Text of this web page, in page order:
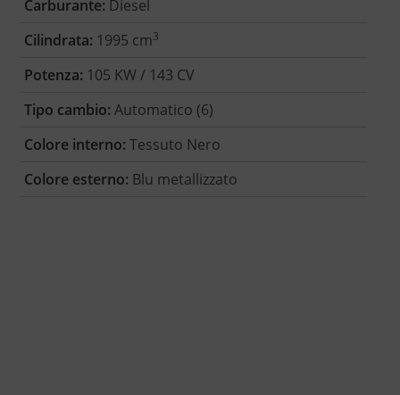
Carburante: Diesel
Cilindrata: 1995 cm3
Potenza: 105 KW / 143 CV
Tipo cambio: Automatico (6)
Colore interno: Tessuto Nero
Colore esterno: Blu metallizzato